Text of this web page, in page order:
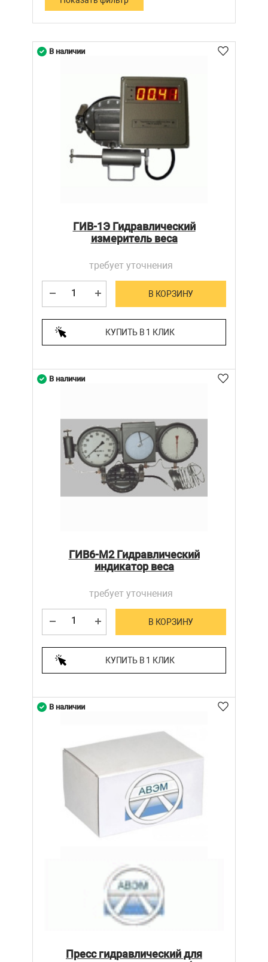
ГИВ-1Э Гидравлический
измеритель веса
требует уточнения
В КОРЗИНУ
КУПИТЬ В 1 КЛИК
В наличии
ГИВ6-М2 Гидравлический
индикатор веса
требует уточнения
В КОРЗИНУ
КУПИТЬ В 1 КЛИК
В наличии
Пресс гидравлический для
В наличии